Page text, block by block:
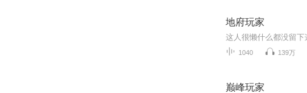
地府玩家
这人很懒什么都没留
1040 139万
巅峰玩家